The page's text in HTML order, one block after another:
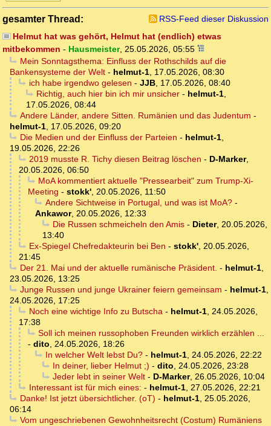
gesamter Thread:
RSS-Feed dieser Diskussion
Helmut hat was gehört, Helmut hat (endlich) etwas
mitbekommen - Hausmeister, 25.05.2026, 05:55
Mein Sonntagsthema: Einfluss der Rothschilds auf die
Bankensysteme der Welt - helmut-1, 17.05.2026, 08:30
ich habe irgendwo gelesen - JJB, 17.05.2026, 08:40
Richtig, auch hier bin ich mir unsicher- helmut-1,
17.05.2026, 08:44
Andere Länder, andere Sitten. Rumänien und das Judentum -
helmut-1, 17.05.2026, 09:20
Die Medien und der Einfluss der Parteien - helmut-1,
19.05.2026, 22:26
2019 musste R. Tichy diesen Beitrag löschen - D-Marker,
20.05.2026, 06:50
MoA kommentiert aktuelle "Pressearbeit" zum Trump-Xi-
Meeting - stokk', 20.05.2026, 11:50
Andere Sichtweise in Portugal, und was ist MoA?-
Ankawor, 20.05.2026, 12:33
Die Russen schmeicheln den Amis- Dieter, 20.05.2026,
13:40
Ex-Spiegel Chefredakteurin bei Ben - stokk', 20.05.2026,
21:45
Der 21. Mai und der aktuelle rumänische Präsident. - helmut-1,
23.05.2026, 13:25
Junge Russen und junge Ukrainer feiern gemeinsam - helmut-1,
24.05.2026, 17:25
Noch eine wichtige Info zu Butscha- helmut-1, 24.05.2026,
17:38
Soll ich meinen russophoben Freunden wirklich erzählen ...
- dito, 24.05.2026, 18:26
In welcher Welt lebst Du?- helmut-1, 24.05.2026, 22:22
In deiner, lieber Helmut ;) - dito, 24.05.2026, 23:28
Jeder lebt in seiner Welt- D-Marker, 26.05.2026, 10:04
Interessant ist für mich eines: - helmut-1, 27.05.2026, 22:21
Danke! Ist jetzt übersichtlicher. (oT) - helmut-1, 25.05.2026,
06:14
Vom ungeschriebenen Gewohnheitsrecht (Costum) Rumäniens